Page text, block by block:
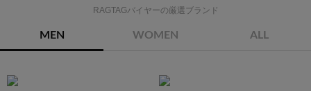
RAGTAGバイヤーの厳選ブランド
MEN WOMEN ALL